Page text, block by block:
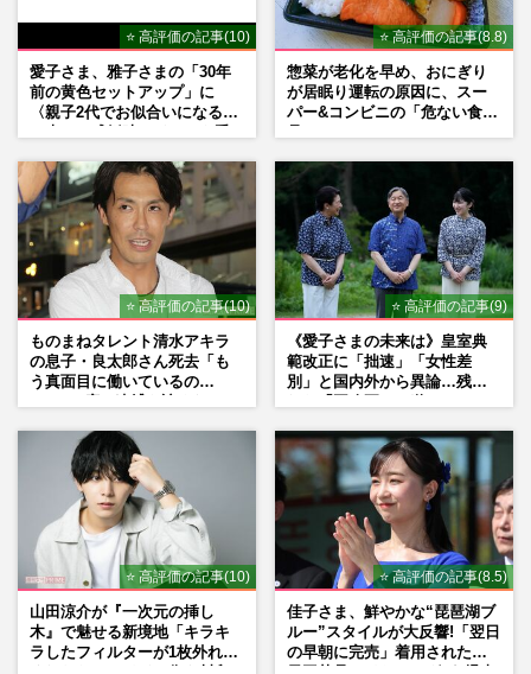
⭐ 高評価の記事(10)
愛子さま、雅子さまの「30年
前の黄色セットアップ」に
〈親子2代でお似合いになる〉
⭐ 高評価の記事(8.8)
惣菜が老化を早め、おにぎり
が居眠り運転の原因に、スー
パー&コンビニの「危ない食
⭐ 高評価の記事(10)
ものまねタレント清水アキラ
の息子・良太郎さん死去「も
う真面目に働いているの
⭐ 高評価の記事(9)
《愛子さまの未来は》皇室典
範改正に「拙速」「女性差
別」と国内外から異論…残さ
⭐ 高評価の記事(10)
山田涼介が『一次元の挿し
木』で魅せる新境地「キラキ
ラしたフィルターが1枚外れて
⭐ 高評価の記事(8.5)
佳子さま、鮮やかな“琵琶湖ブ
ルー”スタイルが大反響!「翌日
の早朝に完売」着用された地